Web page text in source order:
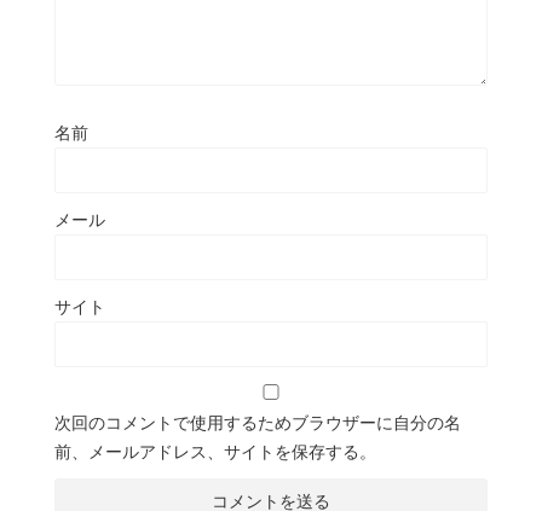
名前
メール
サイト
次回のコメントで使用するためブラウザーに自分の名
前、メールアドレス、サイトを保存する。